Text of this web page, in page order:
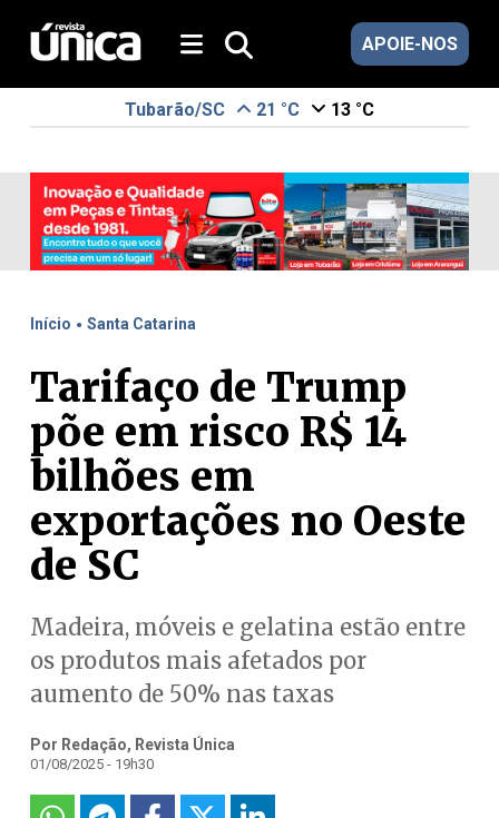
APOIE-NOS
Tubarão/SC 21 °C 13 °C
Início . Santa Catarina
Tarifaço de Trump
põe em risco R$ 14
bilhões em
exportações no Oeste
de SC
Madeira, móveis e gelatina estão entre
os produtos mais afetados por
aumento de 50% nas taxas
Por Redação, Revista Única
01/08/2025 - 19h30